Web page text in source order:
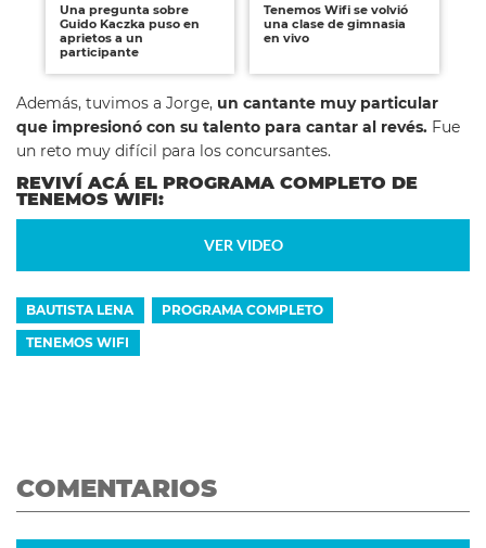
Una pregunta sobre
Guido Kaczka puso en
aprietos a un
participante
Tenemos Wifi se volvió
una clase de gimnasia
en vivo
Además, tuvimos a Jorge, un cantante muy particular
que impresionó con su talento para cantar al revés. Fue
un reto muy difícil para los concursantes.
REVIVÍ ACÁ EL PROGRAMA COMPLETO DE
TENEMOS WIFI:
VER VIDEO
BAUTISTA LENA PROGRAMA COMPLETO
TENEMOS WIFI
COMENTARIOS